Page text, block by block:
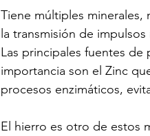
Tiene múltiples
la transmisión de
Las principales fuentes de
importancia son el Zinc
procesos enzimáticos,
El hierro es otro de estos